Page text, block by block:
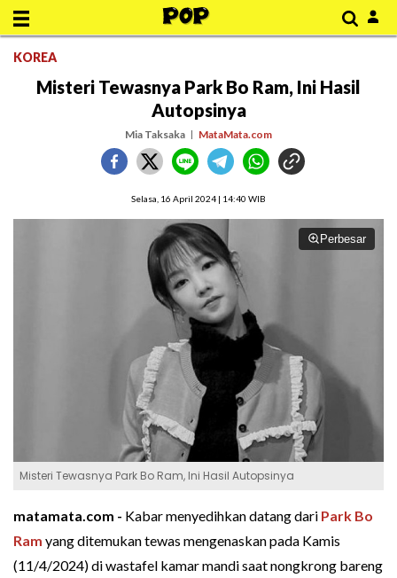
KOREA
Misteri Tewasnya Park Bo Ram, Ini Hasil
Autopsinya
Mia Taksaka MataMata.com
Selasa, 16 April 2024 | 14:40 WIB
Perbesar
Misteri Tewasnya Park Bo Ram, Ini Hasil Autopsinya
matamata.com - Kabar menyedihkan datang dari Park Bo
Ram yang ditemukan tewas mengenaskan pada Kamis
(11/4/2024) di wastafel kamar mandi saat nongkrong bareng